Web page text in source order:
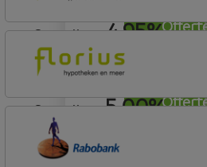
4,95%
aflosvrij
5,00%
Florius
Profijt twaalf
aflosvrij
Florius
Profijt twaalf